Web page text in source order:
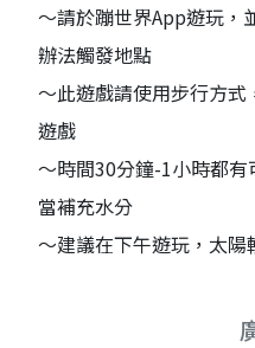
～請於蹦世界App遊玩，
辦法觸發地點
～此遊戲請使用步行方
遊戲
～時間30分鐘-1小時都
當補充水分
～建議在下午遊玩，太陽